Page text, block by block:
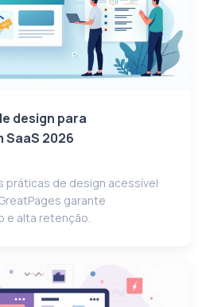
design para
SaaS 2026
práticas de design acessível
garante
e alta retenção.